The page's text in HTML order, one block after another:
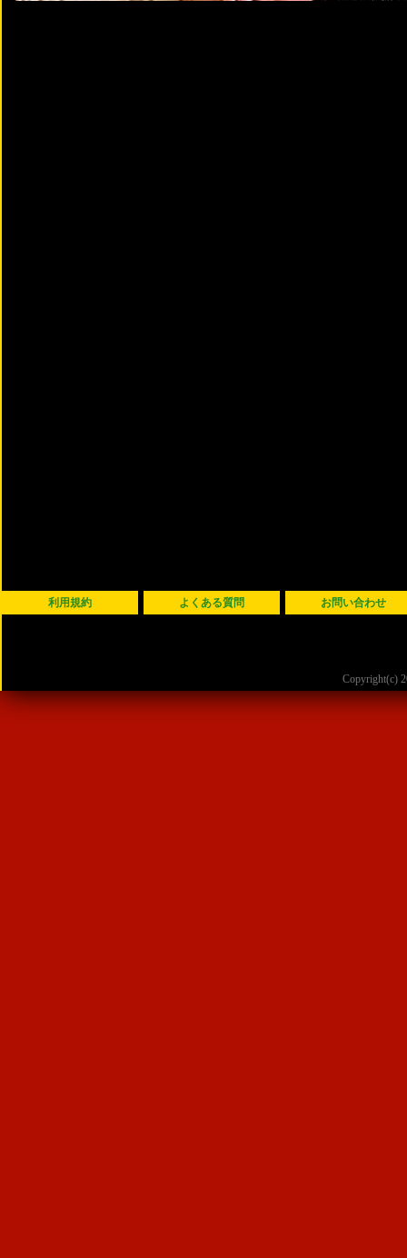
利用規約 よくある質問 お問い合わせ
Copyright(c)